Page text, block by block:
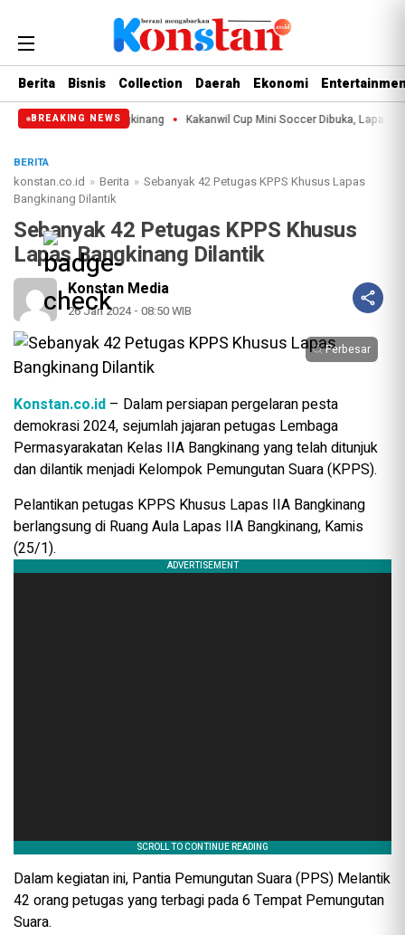
Berita Bisnis Collection Daerah Ekonomi
BREAKING NEWS
69 Riau di Bangkinang Kakanwil Cup Mini Soccer Dibuka, Lapas
BERITA
konstan.co.id » Berita » Sebanyak 42 Petugas KPPS Khusus Lapas
Bangkinang Dilantik
Sebanyak 42 Petugas KPPS Khusus
Lapas Bangkinang Dilantik
Konstan Media
26 Jan 2024 - 08:50 WIB
Perbesar
Konstan.co.id – Dalam persiapan pergelaran pesta
demokrasi 2024, sejumlah jajaran petugas Lembaga
Permasyarakatan Kelas IIA Bangkinang yang telah ditunjuk
dan dilantik menjadi Kelompok Pemungutan Suara (KPPS).
Pelantikan petugas KPPS Khusus Lapas IIA Bangkinang
berlangsung di Ruang Aula Lapas IIA Bangkinang, Kamis
(25/1).
Dalam kegiatan ini, Pantia Pemungutan Suara (PPS) Melantik
42 orang petugas yang terbagi pada 6 Tempat Pemungutan
Suara.